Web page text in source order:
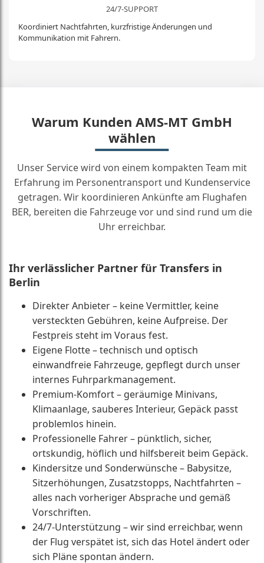
24/7-SUPPORT
Koordiniert Nachtfahrten, kurzfristige Änderungen und
Kommunikation mit Fahrern.
Warum Kunden AMS-MT GmbH
wählen
Unser Service wird von einem kompakten Team mit
Erfahrung im Personentransport und Kundenservice
getragen. Wir koordinieren Ankünfte am Flughafen
BER, bereiten die Fahrzeuge vor und sind rund um die
Uhr erreichbar.
Ihr verlässlicher Partner für Transfers in
Berlin
Direkter Anbieter – keine Vermittler, keine
versteckten Gebühren, keine Aufpreise. Der
Festpreis steht im Voraus fest.
Eigene Flotte – technisch und optisch
einwandfreie Fahrzeuge, gepflegt durch unser
internes Fuhrparkmanagement.
Premium-Komfort – geräumige Minivans,
Klimaanlage, sauberes Interieur, Gepäck passt
problemlos hinein.
Professionelle Fahrer – pünktlich, sicher,
ortskundig, höflich und hilfsbereit beim Gepäck.
Kindersitze und Sonderwünsche – Babysitze,
Sitzerhöhungen, Zusatzstopps, Nachtfahrten –
alles nach vorheriger Absprache und gemäß
Vorschriften.
24/7-Unterstützung – wir sind erreichbar, wenn
der Flug verspätet ist, sich das Hotel ändert oder
sich Pläne spontan ändern.